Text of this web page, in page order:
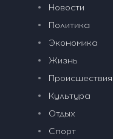
Новости
Политика
Экономика
Жизнь
Происшествия
Культура
Отдых
Спорт